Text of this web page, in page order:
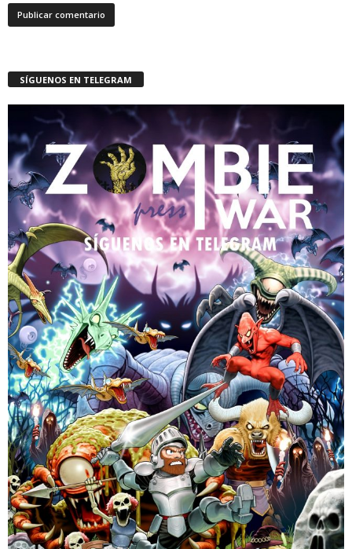
SÍGUENOS EN TELEGRAM